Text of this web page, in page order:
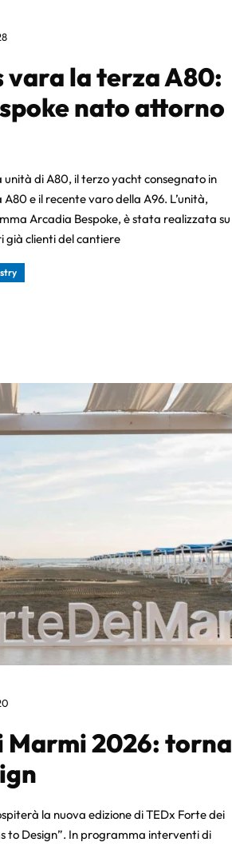
vara la terza A80:
nato attorno
di A80, il terzo yacht consegnato in
e il recente varo della A96. L’unità,
Arcadia Bespoke, è stata realizzata su
già clienti del cantiere
Marmi 2026: torna
la nuova edizione di TEDx Forte dei
to Design”. In programma interventi di